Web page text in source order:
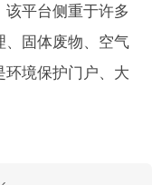
平台侧重于许多
、固体废物、空气
境保护门户、大